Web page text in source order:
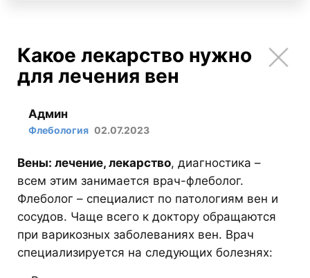
Какое лекарство нужно
для лечения вен
Админ
Флебология 02.07.2023
Вены: лечение, лекарство, диагностика –
всем этим занимается врач-флеболог.
Флеболог – специалист по патологиям вен и
сосудов. Чаще всего к доктору обращаются
при варикозных заболеваниях вен. Врач
специализируется на следующих болезнях: